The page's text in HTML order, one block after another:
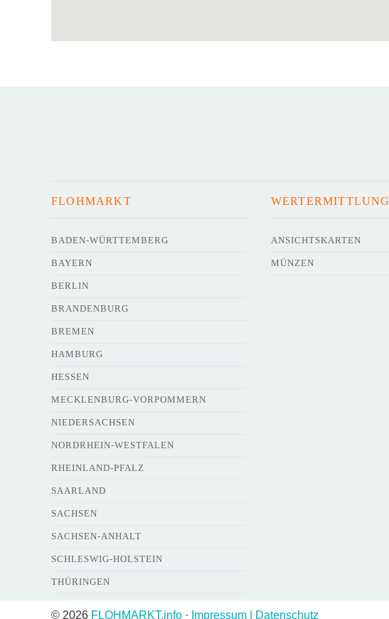
FLOHMARKT
BADEN-WÜRTTEMBERG
BAYERN
BERLIN
BRANDENBURG
BREMEN
HAMBURG
HESSEN
MECKLENBURG-VORPOMMERN
NIEDERSACHSEN
NORDRHEIN-WESTFALEN
RHEINLAND-PFALZ
SAARLAND
SACHSEN
SACHSEN-ANHALT
SCHLESWIG-HOLSTEIN
THÜRINGEN
WERTERMITTLUNG
ANSICHTSKARTEN
MÜNZEN
© 2026 FLOHMARKT.info · Impressum | Datenschutz